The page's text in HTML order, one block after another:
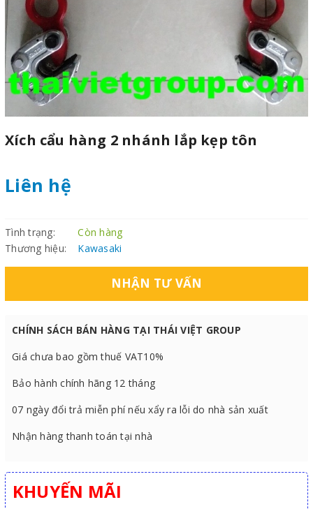
Xích cẩu hàng 2 nhánh lắp kẹp tôn
Liên hệ
Tình trạng:
Còn hàng
Thương hiệu:
Kawasaki
NHẬN TƯ VẤN
CHÍNH SÁCH BÁN HÀNG TẠI THÁI VIỆT GROUP
Giá chưa bao gồm thuế VAT10%
Bảo hành chính hãng 12 tháng
07 ngày đổi trả miễn phí nếu xẩy ra lỗi do nhà sản xuất
Nhận hàng thanh toán tại nhà
KHUYẾN MÃI